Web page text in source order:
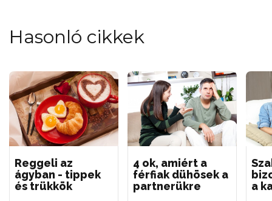
Hasonló cikkek
Reggeli az
ágyban - tippek
és trükkök
4 ok, amiért a
férfiak dühösek a
partnerükre
a